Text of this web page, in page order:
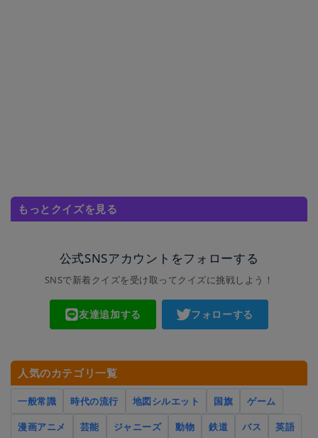
もっとクイズを見る
公式SNSアカウントをフォローする
SNSで新着クイズを受け取ってクイズに挑戦しよう！
友達追加する フォローする
人気のカテゴリ一覧
一般常識 時代の流行 地図シルエット 国旗
ゲーム
漫画アニメ
芸能 ジャニーズ 動物 鉄道 バス
英語